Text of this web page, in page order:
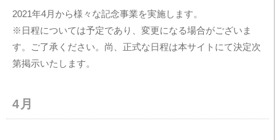
2021年4月から様々な記念事業を実施します。
※日程については予定であり、変更になる場合がございま
す。ご了承ください。尚、正式な日程は本サイトにて決定次
第掲示いたします。
4月